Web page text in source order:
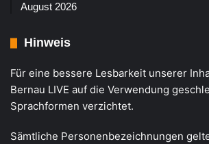
August 2026
Hinweis
Für eine bessere Lesbarkeit unserer
Bernau LIVE auf die Verwendung
Sprachformen verzichtet.
Sämtliche Personenbezeichnungen